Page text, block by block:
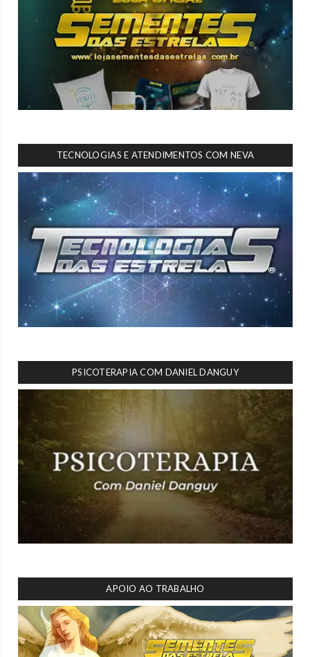
TECNOLOGIAS E ATENDIMENTOS COM NEVA
PSICOTERAPIA COM DANIEL DANGUY
APOIO AO TRABALHO